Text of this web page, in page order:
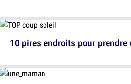
10 pires endroits pour